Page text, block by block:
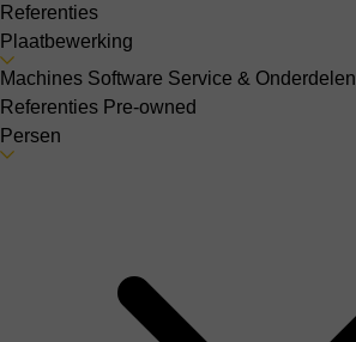
Referenties
Plaatbewerking
Machines Software Service & Onderdelen
Referenties Pre-owned
Persen